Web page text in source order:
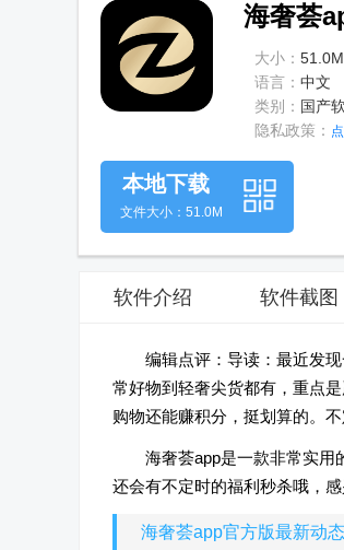
海奢荟
大小： 51.0M
语言： 中文
类别： 国产
隐私政策：
本地下载
文件大小：51.0M
软件介绍 软件截图
编辑点评：导读：最近发
常好物到轻奢尖货都有，重点
购物还能赚积分，挺划算的。
海奢荟app是一款非常实用
还会有不定时的福利秒杀哦，
海奢荟app官方版最新动态